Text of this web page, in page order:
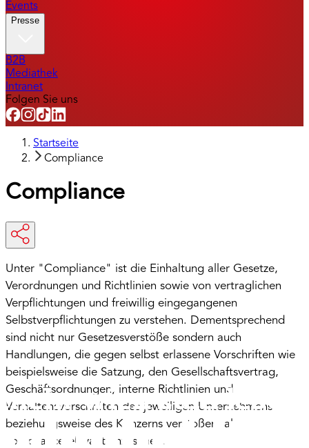
Events
Presse
B2B
Mediathek
Intranet
Folgen Sie uns
Startseite
Compliance
Compliance
Unter "Compliance" ist die Einhaltung aller Gesetze,
Verordnungen und Richtlinien sowie von vertraglichen
Verpflichtungen und freiwillig eingegangenen
Selbstverpflichtungen zu verstehen. Dementsprechend
sind nicht nur Gesetzesverstöße sondern auch
Handlungen, die gegen selbst erlassene Vorschriften wie
beispielsweise die Satzung, den Gesellschaftsvertrag,
Geschäftsordnungen, interne Richtlinien und
Verhaltensvorschriften des jeweiligen Unternehmens
beziehungsweise des Konzerns verstoßen, als
compliancerelevant anzusehen.